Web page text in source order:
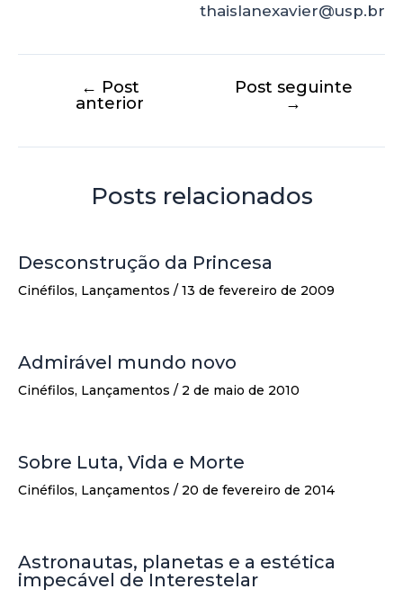
thaislanexavier@usp.br
← Post
anterior
Post seguinte
→
Posts relacionados
Desconstrução da Princesa
Cinéfilos, Lançamentos / 13 de fevereiro de 2009
Admirável mundo novo
Cinéfilos, Lançamentos / 2 de maio de 2010
Sobre Luta, Vida e Morte
Cinéfilos, Lançamentos / 20 de fevereiro de 2014
Astronautas, planetas e a estética
impecável de Interestelar